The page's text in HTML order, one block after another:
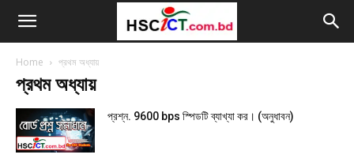
Home প্রথম অধ্যায়
প্রথম অধ্যায়
প্রশ্ন. 9600 bps স্পিডটি ব্যাখ্যা কর। (অনুধাবন)